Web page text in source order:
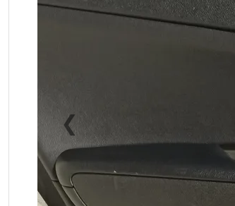
❮Previous